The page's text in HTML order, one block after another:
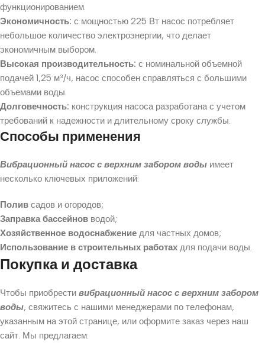
функционированием.
Экономичность: с мощностью 225 Вт насос потребляет
небольшое количество электроэнергии, что делает
экономичным выбором.
Высокая производительность: с номинальной объемной
подачей 1,25 м³/ч, насос способен справляться с большими
объемами воды.
Долговечность: конструкция насоса разработана с учетом
требований к надежности и длительному сроку службы.
Способы применения
Вибрационный насос с верхним забором воды имеет
несколько ключевых приложений:
Полив садов и огородов;
Заправка бассейнов водой;
Хозяйственное водоснабжение для частных домов;
Использование в строительных работах для подачи воды.
Покупка и доставка
Чтобы приобрести вибрационный насос с верхним забором
воды, свяжитесь с нашими менеджерами по телефонам,
указанным на этой странице, или оформите заказ через наш
сайт. Мы предлагаем: